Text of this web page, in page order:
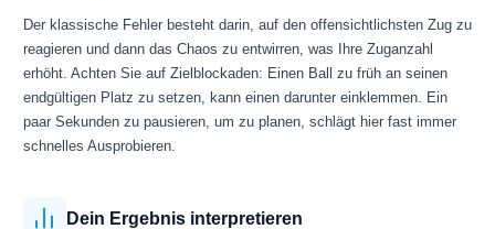
Der klassische Fehler besteht darin, auf den offensichtlichsten Zug zu
reagieren und dann das Chaos zu entwirren, was Ihre Zuganzahl
erhöht. Achten Sie auf Zielblockaden: Einen Ball zu früh an seinen
endgültigen Platz zu setzen, kann einen darunter einklemmen. Ein
paar Sekunden zu pausieren, um zu planen, schlägt hier fast immer
schnelles Ausprobieren.
Dein Ergebnis interpretieren